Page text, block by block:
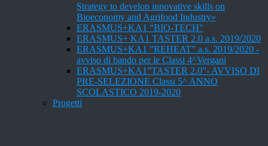
Strategy to develop innovative skills on
Bioeconomy and Agrifood Industry»
ERASMUS+KA1 “BIO-TECH"
ERASMUS+ KA1 TASTER 2.0 a.s. 2019/2020
ERASMUS+KA1 ”REHEAT” a.s. 2019/2020 -
avviso di bando per le Classi 4^Vergani
ERASMUS+KA1”TASTER 2.0”- AVVISO DI
PRE-SELEZIONE Classi 5^ ANNO
SCOLASTICO 2019-2020
Progetti